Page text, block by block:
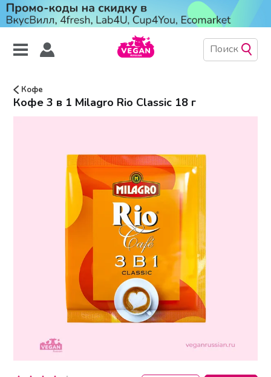
Кофе
Кофе 3 в 1 Milagro Rio Classic 18 г